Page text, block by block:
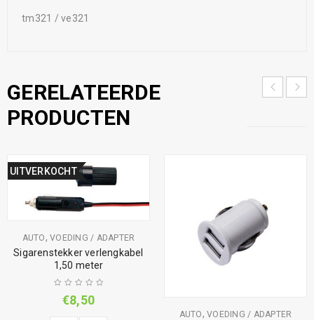
tm321 / ve321
GERELATEERDE
PRODUCTEN
UITVERKOCHT
AUTO,VOEDING / ADAPTER
Sigarenstekker verlengkabel
1,50 meter
€8,50
AUTO,VOEDING / ADAPTER